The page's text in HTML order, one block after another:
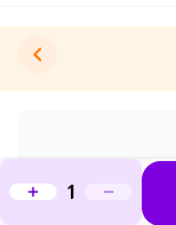
التهوية،
جوز الهند